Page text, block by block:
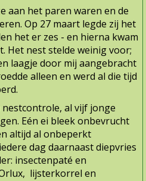
aan het paren waren en de
Op 27 maart legde zij het
het er zes - en hierna kwam
Het nest stelde weinig voor;
laagje door mij aangebracht
alleen en werd al die tijd
al vijf jonge
Eén ei bleek onbevrucht
altijd al onbeperkt
dag daarnaast diepvries
insectenpaté en
lijsterkorrel en